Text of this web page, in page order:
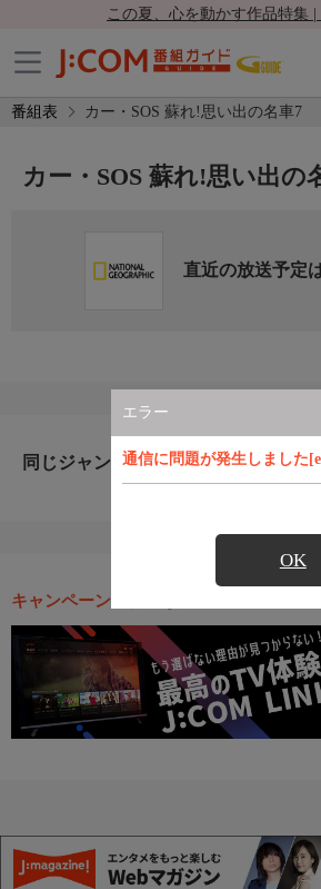
この夏、心を動かす作品特集 |
番組表 カー・SOS 蘇れ!思い出の名車7
エラー
通信に問題が発生しました
OK
カー・SOS 蘇れ!思い出の
直近の放送予定
同じジャンルのおすすめ番組
キャンペーン・お得な情報